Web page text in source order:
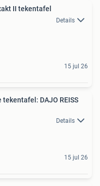
II tekentafel
Details
15 jul 26
DAJO REISS
Details
15 jul 26